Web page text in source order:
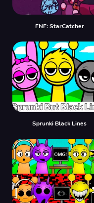
FNF: StarCatcher
Sprunki Black Lines